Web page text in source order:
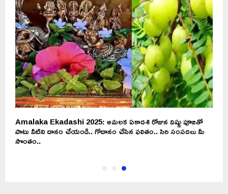
Amalaka Ekadashi 2025: అమలక ఏకాదశి రోజున విష్ణు పూజతో
పాటు వీటిని దానం చేయండి.. గోదానం చేసిన ఫలితం.. సిరి సంపదలు మీ
సొంతం..